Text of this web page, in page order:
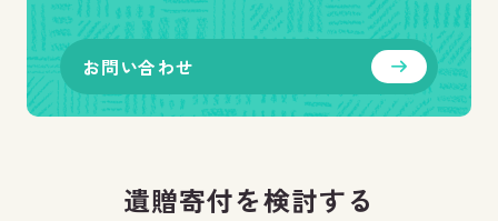
お問い合わせ
遺贈寄付を検討する